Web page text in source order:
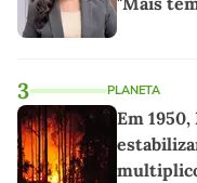
3 PLANETA
Em